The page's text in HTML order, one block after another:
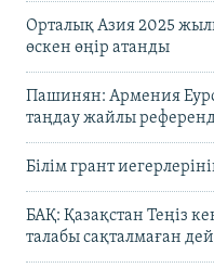
Орталық Азия 2025
өскен өңір атанды
Пашинян: Армения
таңдау жайлы
Білім грант
БАҚ: Қазақстан Теңіз
талабы сақталмаған